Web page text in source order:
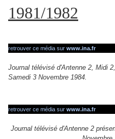
1981/1982
retrouver ce média sur www.ina.fr
Journal télévisé d'Antenne 2, Midi
Samedi 3 Novembre 1984.
retrouver ce média sur www.ina.fr
Journal télévisé d'Antenne 2